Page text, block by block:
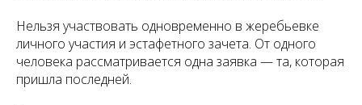
Нельзя участвовать одновременно в жеребьевке
личного участия и эстафетного зачета. От одного
человека рассматривается одна заявка — та, которая
пришла последней.